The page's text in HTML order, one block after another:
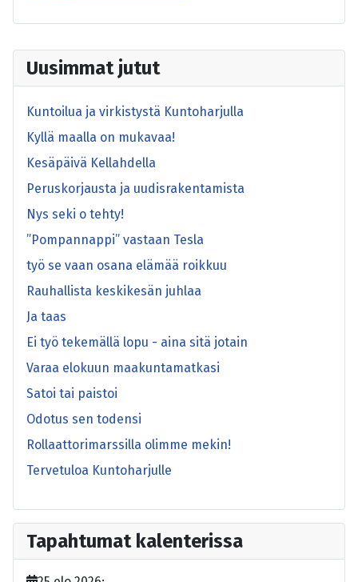
Uusimmat jutut
Kuntoilua ja virkistystä Kuntoharjulla
Kyllä maalla on mukavaa!
Kesäpäivä Kellahdella
Peruskorjausta ja uudisrakentamista
Nys seki o tehty!
”Pompannappi” vastaan Tesla
työ se vaan osana elämää roikkuu
Rauhallista keskikesän juhlaa
Ja taas
Ei työ tekemällä lopu - aina sitä jotain
Varaa elokuun maakuntamatkasi
Satoi tai paistoi
Odotus sen todensi
Rollaattorimarssilla olimme mekin!
Tervetuloa Kuntoharjulle
Tapahtumat kalenterissa